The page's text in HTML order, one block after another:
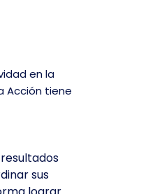
en la
Acción tiene
sus